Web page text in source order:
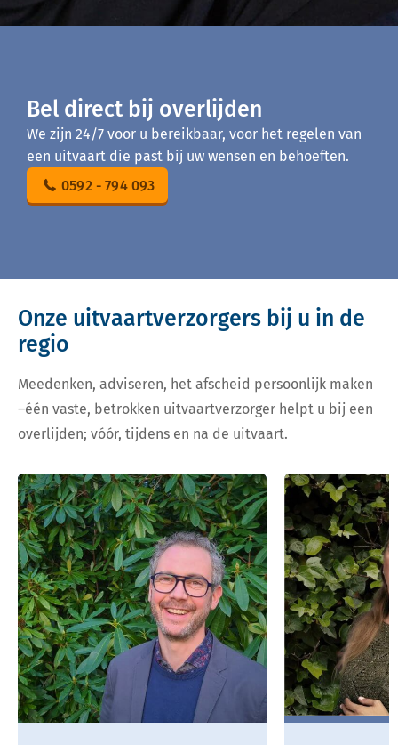
Bel direct bij overlijden
We zijn 24/7 voor u bereikbaar, voor het regelen van
een uitvaart die past bij uw wensen en behoeften.
0592 - 794 093
Onze uitvaartverzorgers bij u in de
regio
Meedenken, adviseren, het afscheid persoonlijk maken
–één vaste, betrokken uitvaartverzorger helpt u bij een
overlijden; vóór, tijdens en na de uitvaart.